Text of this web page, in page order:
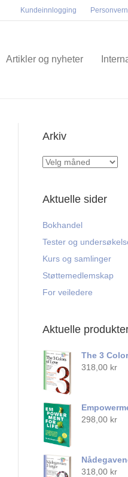
Kundeinnlogging
Artikler og nyheter
Arkiv
Arkiv
Aktuelle sider
Bokhandel
Tester og
Kurs og samlinger
Støttemedlemskap
For veiledere
Aktuelle
The 3
318,00 kr
298,00 kr
318,00 kr